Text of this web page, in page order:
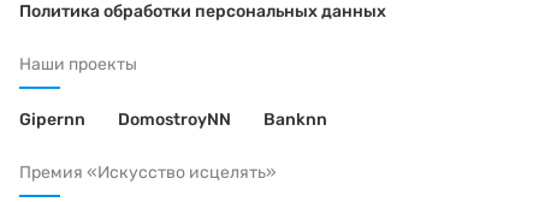
Политика обработки персональных данных
Наши проекты
Gipernn DomostroyNN Banknn
Премия «Искусство исцелять»